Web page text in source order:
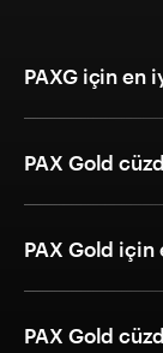
PAXG için en
PAX Gold
PAX Gold
PAX Gold